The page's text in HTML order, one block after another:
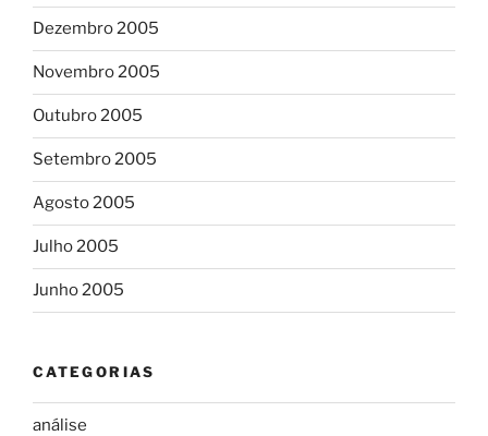
Dezembro 2005
Novembro 2005
Outubro 2005
Setembro 2005
Agosto 2005
Julho 2005
Junho 2005
CATEGORIAS
análise